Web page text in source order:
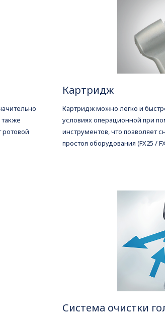
Картридж
Картридж можно легко и
условиях операционной при
инструментов, что позволяет
простоя оборудования (FX25 /
Система очистки